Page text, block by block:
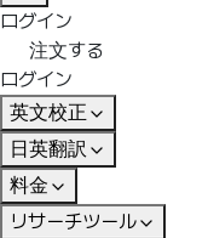
ログイン
注文する
ログイン
英文校正
日英翻訳
料金
リサーチツール